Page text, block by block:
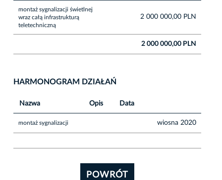
montaż sygnalizacji świetlnej
wraz całą infrastrukturą
teletechniczną
2 000 000,00 PLN
2 000 000,00 PLN
HARMONOGRAM DZIAŁAŃ
Nazwa Opis Data
montaż sygnalizacji wiosna 2020
POWRÓT